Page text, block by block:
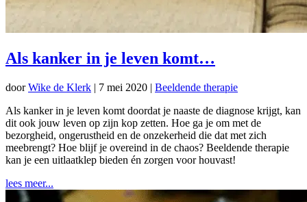
Als kanker in je leven komt…
doorWike de Klerk | 7 mei 2020 | Beeldende therapie
Als kanker in je leven komt doordat je naaste de diagnose krijgt, kan
dit ook jouw leven op zijn kop zetten. Hoe ga je om met de
bezorgheid, ongerustheid en de onzekerheid die dat met zich
meebrengt? Hoe blijf je overeind in de chaos? Beeldende therapie
kan je een uitlaatklep bieden én zorgen voor houvast!
lees meer...